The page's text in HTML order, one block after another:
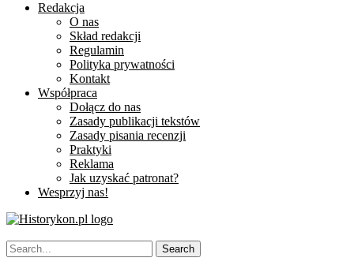
Redakcja
O nas
Skład redakcji
Regulamin
Polityka prywatności
Kontakt
Współpraca
Dołącz do nas
Zasady publikacji tekstów
Zasady pisania recenzji
Praktyki
Reklama
Jak uzyskać patronat?
Wesprzyj nas!